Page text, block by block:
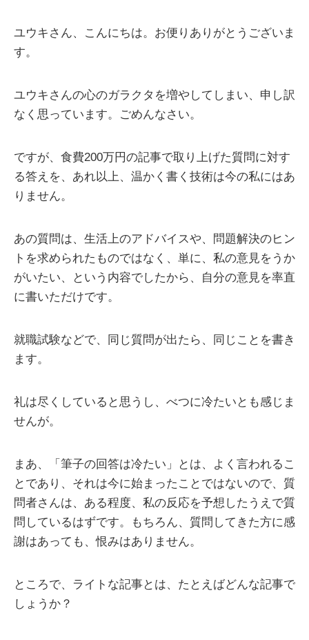
ユウキさん、こんにちは。お便りありがとうございま
す。
ユウキさんの心のガラクタを増やしてしまい、申し訳
なく思っています。ごめんなさい。
ですが、食費200万円の記事で取り上げた質問に対す
る答えを、あれ以上、温かく書く技術は今の私にはあ
りません。
あの質問は、生活上のアドバイスや、問題解決のヒン
トを求められたものではなく、単に、私の意見をうか
がいたい、という内容でしたから、自分の意見を率直
に書いただけです。
就職試験などで、同じ質問が出たら、同じことを書き
ます。
礼は尽くしていると思うし、べつに冷たいとも感じま
せんが。
まあ、「筆子の回答は冷たい」とは、よく言われるこ
とであり、それは今に始まったことではないので、質
問者さんは、ある程度、私の反応を予想したうえで質
問しているはずです。もちろん、質問してきた方に感
謝はあっても、恨みはありません。
ところで、ライトな記事とは、たとえばどんな記事で
しょうか？